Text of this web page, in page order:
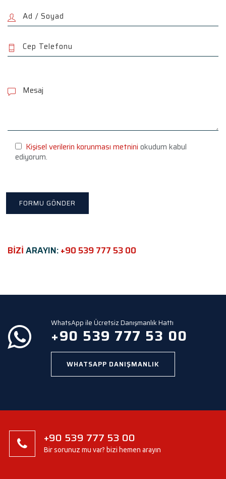
l
e
h
s
e
l
p
Kişisel verilerin korunması metnini okudum kabul
ediyorum.
BİZİARAYIN:+90 539 777 53 00
WhatsApp ile Ücretsiz Danışmanlık Hattı
+90 539 777 53 00
WHATSAPP DANIŞMANLIK
+90 539 777 53 00
Bir sorunuz mu var? bizi hemen arayın